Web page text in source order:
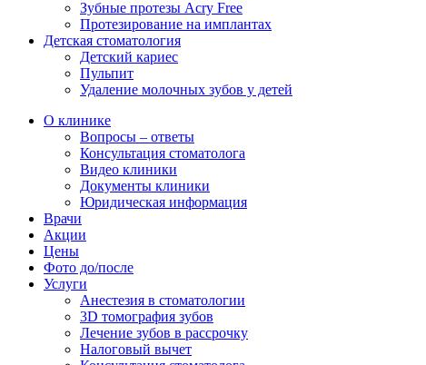
Зубные протезы Acry Free
Протезирование на имплантах
Детская стоматология
Детский кариес
Пульпит
Удаление молочных зубов у детей
О клинике
Вопросы – ответы
Консультация стоматолога
Видео клиники
Документы клиники
Юридическая информация
Врачи
Акции
Цены
Фото до/после
Услуги
Анестезия в стоматологии
3D томография зубов
Лечение зубов в рассрочку
Налоговый вычет